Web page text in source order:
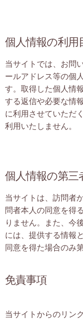
個人情報の利用
当サイトでは、お問
ールアドレス等の個
す。取得した個人情
する返信や必要な情
に利用させていただ
利用いたしません。
個人情報の第三
当サイトは、訪問者
問者本人の同意を得
りません。また、今
には、提供する情報
同意を得た場合のみ
免責事項
当サイトからのリン